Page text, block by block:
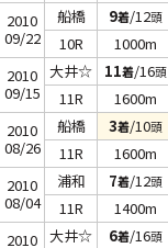
2010
09/22
船橋 9着/12頭
10R
1000m
2010
09/15
大井☆ 11着/16頭
11R
1600m
2010
08/26
船橋 3着/10頭
11R
1600m
2010
08/04
浦和 7着/12頭
11R
1400m
2010 大井☆ 6着/16頭